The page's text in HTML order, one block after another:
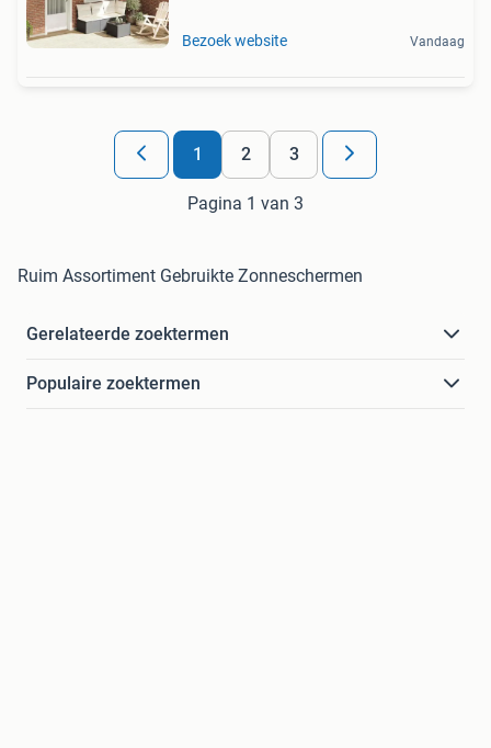
Bezoek website Vandaag
1 2 3
Pagina 1 van 3
Ruim Assortiment Gebruikte Zonneschermen
Gerelateerde zoektermen
Populaire zoektermen